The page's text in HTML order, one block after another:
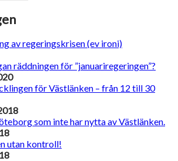
av regeringskrisen (ev ironi)
räddningen för ”januariregeringen”?
för Västlänken – från 12 till 30
som inte har nytta av Västlänken.
utan kontroll!